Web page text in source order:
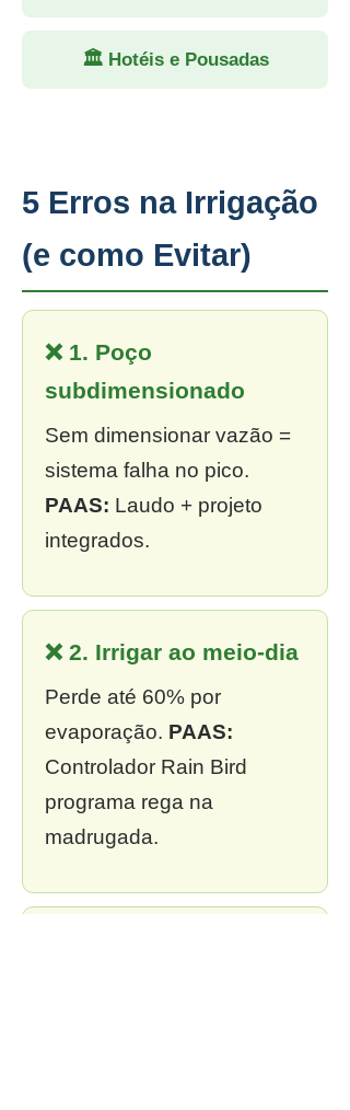
🏛 Hotéis e Pousadas
5 Erros na Irrigação
(e como Evitar)
❌ 1. Poço
subdimensionado
Sem dimensionar vazão =
sistema falha no pico.
PAAS: Laudo + projeto
integrados.
❌ 2. Irrigar ao meio-dia
Perde até 60% por
evaporação. PAAS:
Controlador Rain Bird
programa rega na
madrugada.